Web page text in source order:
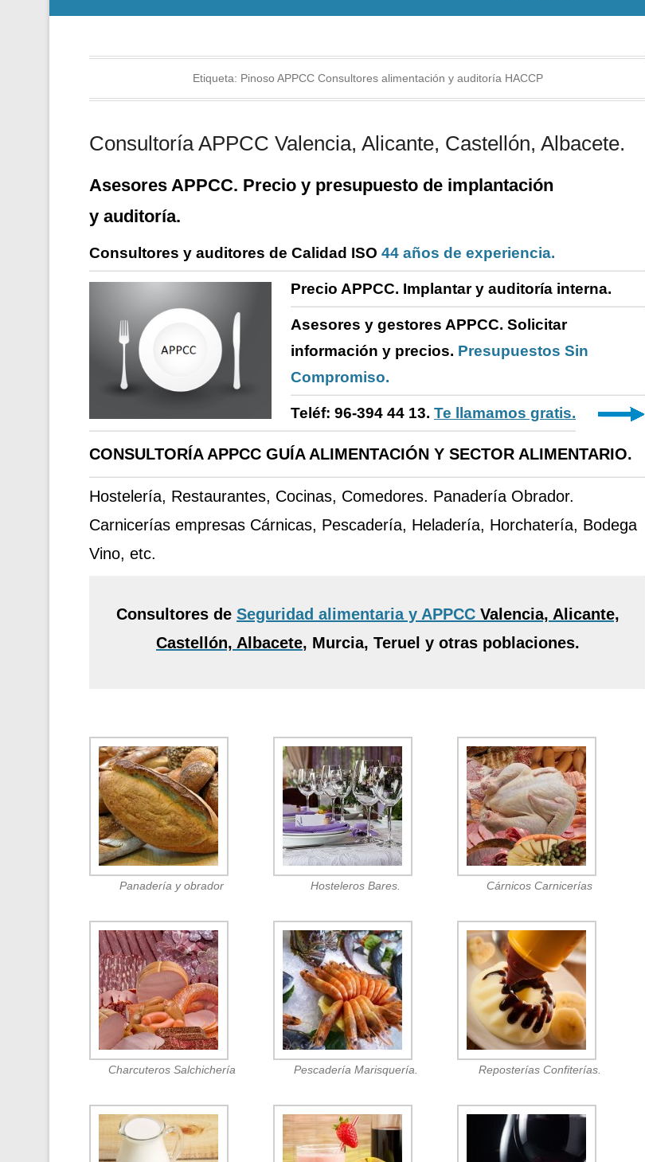
Etiqueta: Pinoso APPCC Consultores alimentación y auditoría HACCP
Consultoría APPCC Valencia, Alicante, Castellón, Albacete.
Asesores APPCC. Precio y presupuesto de implantación
y auditoría.
Consultores y auditores de Calidad ISO 44 años de experiencia.
Precio APPCC. Implantar y auditoría interna.
Asesores y gestores APPCC. Solicitar
información y precios. Presupuestos Sin
Compromiso.
Teléf: 96-394 44 13. Te llamamos gratis.
CONSULTORÍA APPCC GUÍA ALIMENTACIÓN Y SECTOR ALIMENTARIO.
Hostelería, Restaurantes, Cocinas, Comedores. Panadería Obrador.
Carnicerías empresas Cárnicas, Pescadería, Heladería, Horchatería, Bodega
Vino, etc.
Consultores de Seguridad alimentaria y APPCC Valencia, Alicante,
Castellón, Albacete, Murcia, Teruel y otras poblaciones.
Panadería y obrador Hosteleros Bares. Cárnicos Carnicerías
Charcuteros Salchichería Pescadería Marisquería. Reposterías Confiterías.